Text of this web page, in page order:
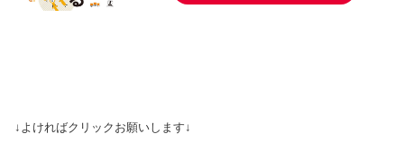
↓よければクリックお願いします↓